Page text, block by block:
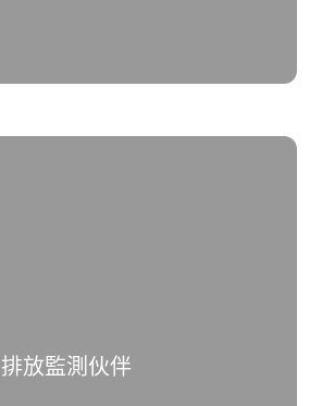
排放監測伙伴